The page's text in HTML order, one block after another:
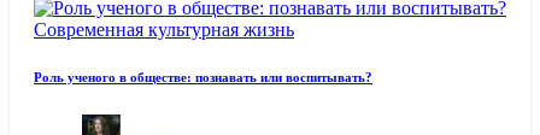
Современная культурная жизнь
Роль ученого в обществе: познавать или воспитывать?